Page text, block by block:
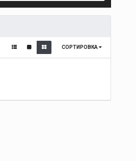
СОРТИРОВКА